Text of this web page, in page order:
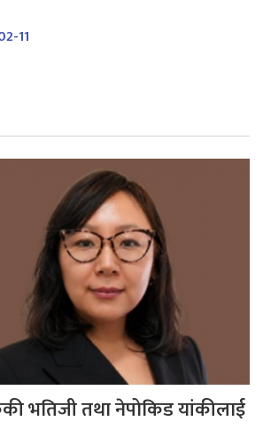
11
भतिजी तथा नेपोकिड यांकीलाई